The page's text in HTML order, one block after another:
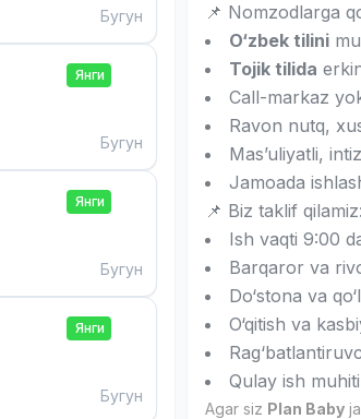
Бугун
Янги
Бугун
Янги
Бугун
Янги
Бугун
📌 Nomzodlarga
O‘zbek tilini
Tojik tilida
Call-markaz
Ravon nutq,
Mas’uliyatli,
Jamoada
📌 Biz taklif
Ish vaqti 9:00
Barqaror va
Do‘stona va
O‘qitish va
Qulay ish muhiti
Agar siz Plan Baby